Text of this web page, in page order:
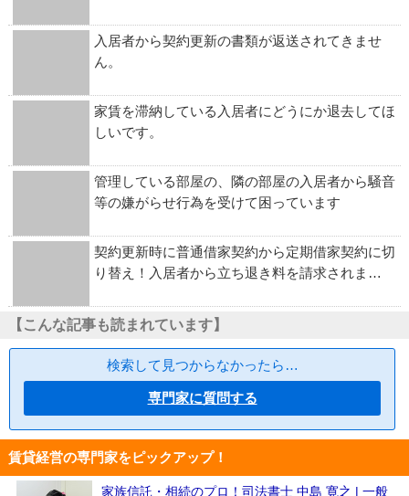
入居者から契約更新の書類が返送されてきませ
ん。
家賃を滞納している入居者にどうにか退去してほ
しいです。
管理している部屋の、隣の部屋の入居者から騒音
等の嫌がらせ行為を受けて困っています
契約更新時に普通借家契約から定期借家契約に切
り替え！入居者から立ち退き料を請求されま…
【こんな記事も読まれています】
検索して見つからなかったら…
専門家に質問する
賃貸経営の専門家をピックアップ！
家族信託・相続のプロ！司法書士 中島 寛之 | 一般